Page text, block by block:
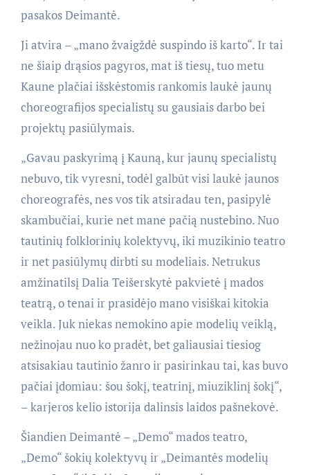
pasakos Deimantė.
Ji atvira – „mano žvaigždė suspindo iš karto“. Ir tai
ne šiaip drąsios pagyros, mat iš tiesų, tuo metu
Kaune plačiai išskėstomis rankomis laukė jaunų
choreografijos specialistų su gausiais darbo bei
projektų pasiūlymais.
„Gavau paskyrimą į Kauną, kur jaunų specialistų
nebuvo, tik vyresni, todėl galbūt visi laukė jaunos
choreografės, nes vos tik atsiradau ten, pasipylė
skambučiai, kurie net mane pačią nustebino. Nuo
tautinių folklorinių kolektyvų, iki muzikinio teatro
ir net pasiūlymų dirbti su modeliais. Netrukus
amžinatilsį Dalia Teišerskytė pakvietė į mados
teatrą, o tenai ir prasidėjo mano visiškai kitokia
veikla. Juk niekas nemokino apie modelių veiklą,
nežinojau nuo ko pradėt, bet galiausiai tiesiog
atsisakiau tautinio žanro ir pasirinkau tai, kas buvo
pačiai įdomiau: šou šokį, teatrinį, miuziklinį šokį“,
– karjeros kelio istorija dalinsis laidos pašnekovė.
Šiandien Deimantė – „Demo“ mados teatro,
„Demo“ šokių kolektyvų ir „Deimantės modelių